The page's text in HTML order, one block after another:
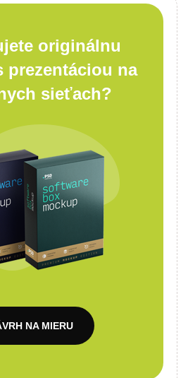
originálnu
prezentáciou na
sieťach?
NA MIERU